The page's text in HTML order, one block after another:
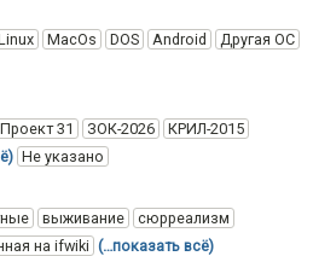
MacOs DOS Android
Другая ОС
Проект 31 ЗОК-2026
КРИЛ-2015
Не указано
выживание
сюрреализм
на ifwiki (…показать всё)